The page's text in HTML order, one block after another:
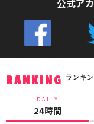
公式ア
RANKING ランキ
DAILY
24時間